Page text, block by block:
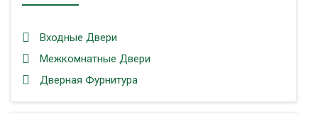
Входные Двери
Межкомнатные Двери
Дверная Фурнитура